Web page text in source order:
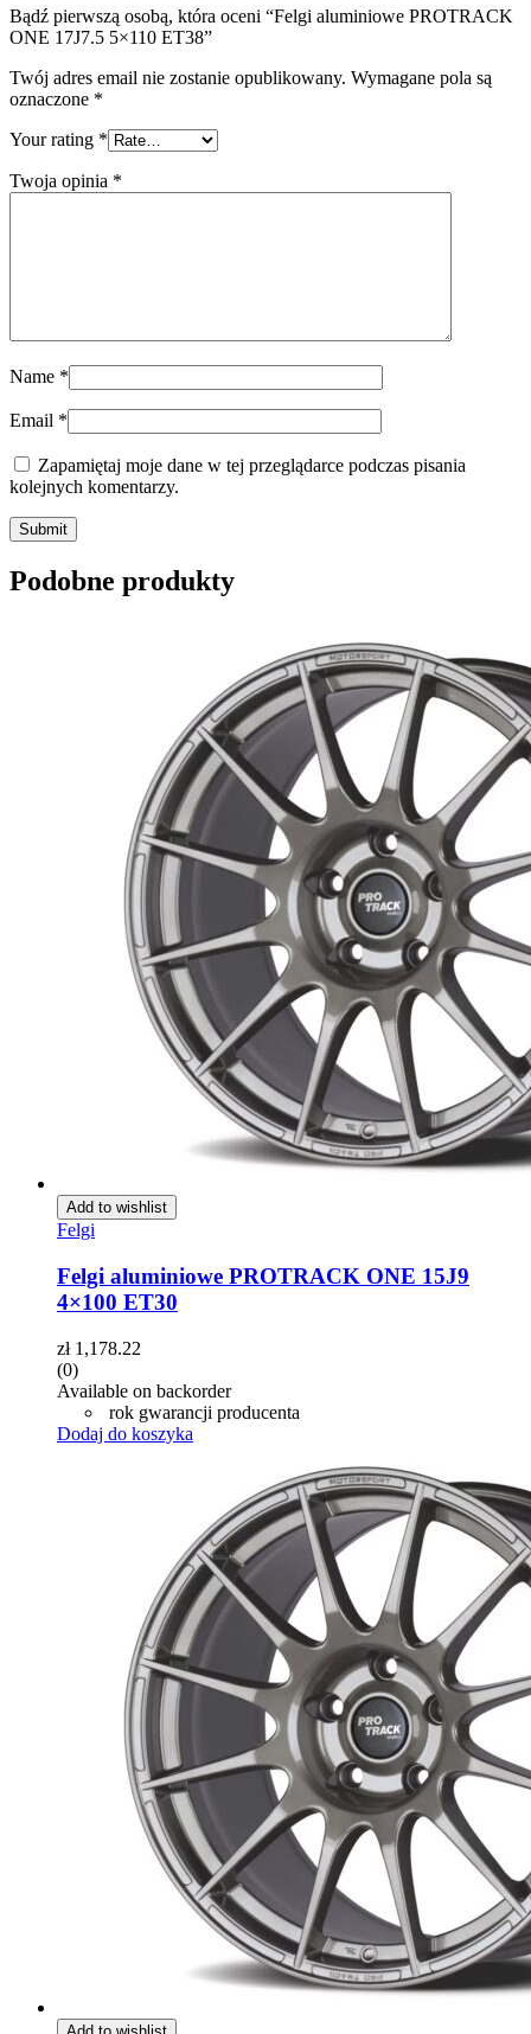
Bądź pierwszą osobą, która oceni “Felgi aluminiowe PROTRACK
ONE 17J7.5 5×110 ET38”
Twój adres email nie zostanie opublikowany. Wymagane pola są
oznaczone *
Your rating *
Twoja opinia *
Name *
Email *
Zapamiętaj moje dane w tej przeglądarce podczas pisania
kolejnych komentarzy.
Submit
Podobne produkty
Add to wishlist
Felgi
Felgi aluminiowe PROTRACK ONE 15J9
4×100 ET30
zł1,178.22
(0)
Available on backorder
rok gwarancji producenta
Dodaj do koszyka